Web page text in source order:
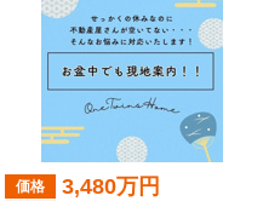
価格 3,480万円